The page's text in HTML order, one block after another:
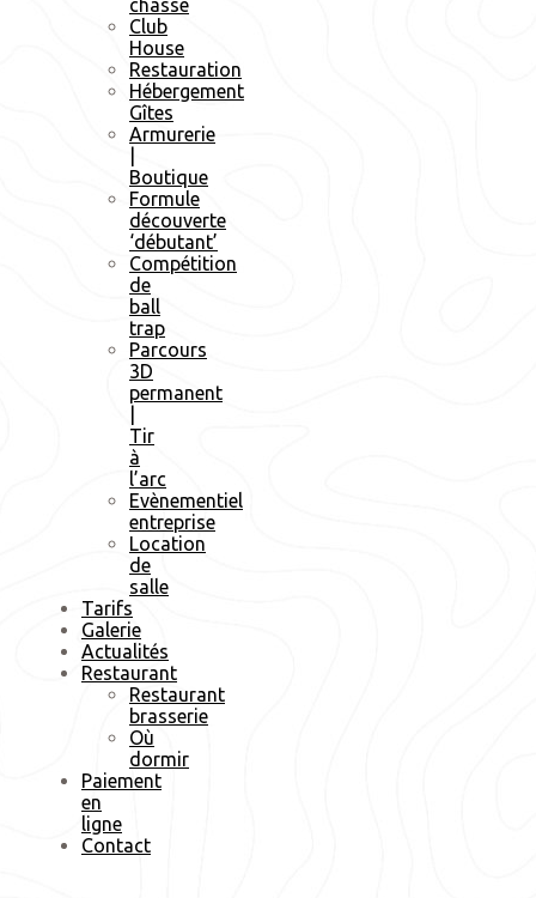
chasse
Club
House
Restauration
Hébergement
Gîtes
Armurerie
Boutique
Formule
découverte
‘débutant’
Compétition
de
ball
trap
Parcours
3D
permanent
Tir
à
l’arc
Evènementiel
entreprise
Location
de
salle
Tarifs
Galerie
Actualités
Restaurant
Restaurant
brasserie
Où
dormir
Paiement
en
ligne
Contact